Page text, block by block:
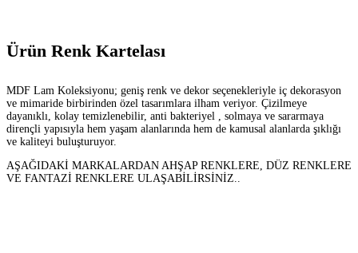
Ürün Renk Kartelası
MDF Lam Koleksiyonu; geniş renk ve dekor seçenekleriyle iç dekorasyon
ve mimaride birbirinden özel tasarımlara ilham veriyor. Çizilmeye
dayanıklı, kolay temizlenebilir, anti bakteriyel , solmaya ve sararmaya
dirençli yapısıyla hem yaşam alanlarında hem de kamusal alanlarda şıklığı
ve kaliteyi buluşturuyor.
AŞAĞIDAKİ MARKALARDAN AHŞAP RENKLERE, DÜZ RENKLERE
VE FANTAZİ RENKLERE ULAŞABİLİRSİNİZ..